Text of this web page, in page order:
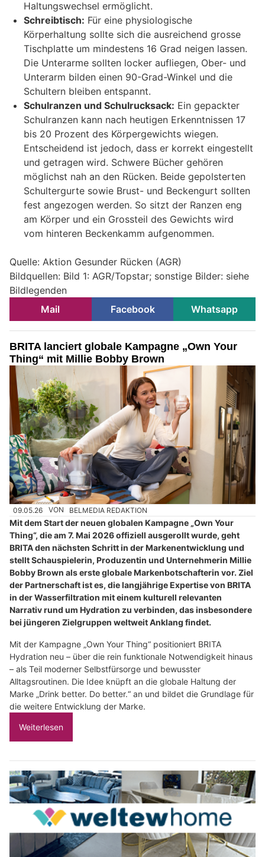
Haltungswechsel ermöglicht.
Schreibtisch: Für eine physiologische
Körperhaltung sollte sich die ausreichend grosse
Tischplatte um mindestens 16 Grad neigen lassen.
Die Unterarme sollten locker aufliegen, Ober- und
Unterarm bilden einen 90-Grad-Winkel und die
Schultern bleiben entspannt.
Schulranzen und Schulrucksack: Ein gepackter
Schulranzen kann nach heutigen Erkenntnissen 17
bis 20 Prozent des Körpergewichts wiegen.
Entscheidend ist jedoch, dass er korrekt eingestellt
und getragen wird. Schwere Bücher gehören
möglichst nah an den Rücken. Beide gepolsterten
Schultergurte sowie Brust- und Beckengurt sollten
fest angezogen werden. So sitzt der Ranzen eng
am Körper und ein Grossteil des Gewichts wird
vom hinteren Beckenkamm aufgenommen.
Quelle: Aktion Gesunder Rücken (AGR)
Bildquellen: Bild 1: AGR/Topstar; sonstige Bilder: siehe
Bildlegenden
Mail
Facebook Whatsapp
BRITA lanciert globale Kampagne „Own Your
Thing“ mit Millie Bobby Brown
09.05.26 VON BELMEDIA REDAKTION
Mit dem Start der neuen globalen Kampagne „Own Your
Thing“, die am 7. Mai 2026 offiziell ausgerollt wurde, geht
BRITA den nächsten Schritt in der Markenentwicklung und
stellt Schauspielerin, Produzentin und Unternehmerin Millie
Bobby Brown als erste globale Markenbotschafterin vor. Ziel
der Partnerschaft ist es, die langjährige Expertise von BRITA
in der Wasserfiltration mit einem kulturell relevanten
Narrativ rund um Hydration zu verbinden, das insbesondere
bei jüngeren Zielgruppen weltweit Anklang findet.
Mit der Kampagne „Own Your Thing“ positioniert BRITA
Hydration neu – über die rein funktionale Notwendigkeit hinaus
– als Teil moderner Selbstfürsorge und bewusster
Alltagsroutinen. Die Idee knüpft an die globale Haltung der
Marke „Drink better. Do better.“ an und bildet die Grundlage für
die weitere Entwicklung der Marke.
Weiterlesen